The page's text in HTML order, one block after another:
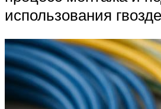
использования